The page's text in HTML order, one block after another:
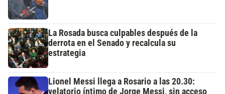
La Rosada busca culpables después de la
derrota en el Senado y recalcula su
estrategia
Lionel Messi llega a Rosario a las 20.30:
velatorio íntimo de Jorge Messi, sin acceso